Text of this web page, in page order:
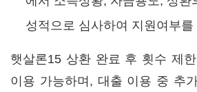
성적으로 심사하여 지원여부
햇살론15 상환 완료 후 횟수 제
이용 가능하며, 대출 이용 중 추